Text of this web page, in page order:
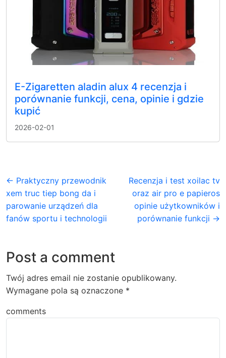
E-Zigaretten aladin alux 4 recenzja i
porównanie funkcji, cena, opinie i gdzie
kupić
2026-02-01
← Praktyczny przewodnik
xem truc tiep bong da i
parowanie urządzeń dla
fanów sportu i technologii
Recenzja i test xoilac tv
oraz air pro e papieros
opinie użytkowników i
porównanie funkcji →
Post a comment
Twój adres email nie zostanie opublikowany.
Wymagane pola są oznaczone *
comments